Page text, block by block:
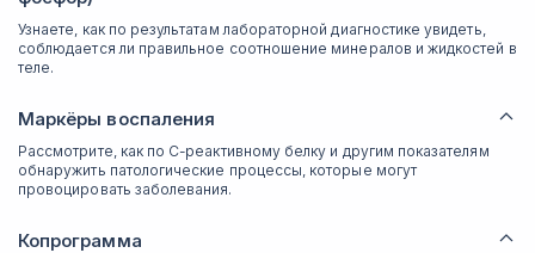
Узнаете, как по результатам лабораторной диагностике увидеть,
соблюдается ли правильное соотношение минералов и жидкостей в
теле.
Маркёры воспаления
Рассмотрите, как по С-реактивному белку и другим показателям
обнаружить патологические процессы, которые могут
провоцировать заболевания.
Копрограмма